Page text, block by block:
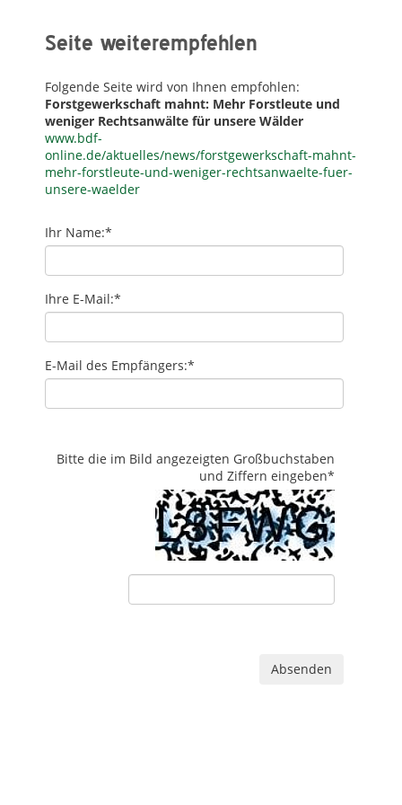
Seite weiterempfehlen
Folgende Seite wird von Ihnen empfohlen:
Forstgewerkschaft mahnt: Mehr Forstleute und
weniger Rechtsanwälte für unsere Wälder
www.bdf-
online.de/aktuelles/news/forstgewerkschaft-mahnt-
mehr-forstleute-und-weniger-rechtsanwaelte-fuer-
unsere-waelder
Ihr Name:*
Ihre E-Mail:*
E-Mail des Empfängers:*
Bitte die im Bild angezeigten Großbuchstaben
und Ziffern eingeben*
Absenden